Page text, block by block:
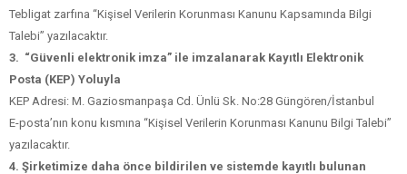
Tebligat zarfına “Kişisel Verilerin Korunması Kanunu Kapsamında Bilgi
Talebi” yazılacaktır.
3. “Güvenli elektronik imza” ile imzalanarak Kayıtlı Elektronik
Posta (KEP) Yoluyla
KEP Adresi: M. Gaziosmanpaşa Cd. Ünlü Sk. No:28 Güngören/İstanbul
E-posta’nın konu kısmına “Kişisel Verilerin Korunması Kanunu Bilgi Talebi”
yazılacaktır.
4. Şirketimize daha önce bildirilen ve sistemde kayıtlı bulunan